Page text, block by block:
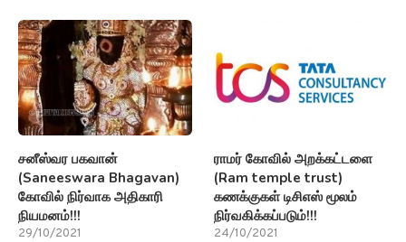
சனீஸ்வர பகவான்
(Saneeswara Bhagavan)
கோவில் நிர்வாக அதிகாரி
நியமனம்!!!
29/10/2021
ராமர் கோவில் அறக்கட்டளை
(Ram temple trust)
கணக்குகள் டிசிஎஸ் மூலம்
நிர்வகிக்கப்படும்!!!
24/10/2021